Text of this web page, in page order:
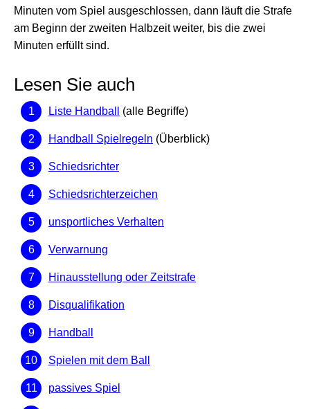
Minuten vom Spiel ausgeschlossen, dann läuft die Strafe
am Beginn der zweiten Halbzeit weiter, bis die zwei
Minuten erfüllt sind.
Lesen Sie auch
Liste Handball (alle Begriffe)
Handball Spielregeln (Überblick)
Schiedsrichter
Schiedsrichterzeichen
unsportliches Verhalten
Verwarnung
Hinausstellung oder Zeitstrafe
Disqualifikation
Handball
Spielen mit dem Ball
passives Spiel